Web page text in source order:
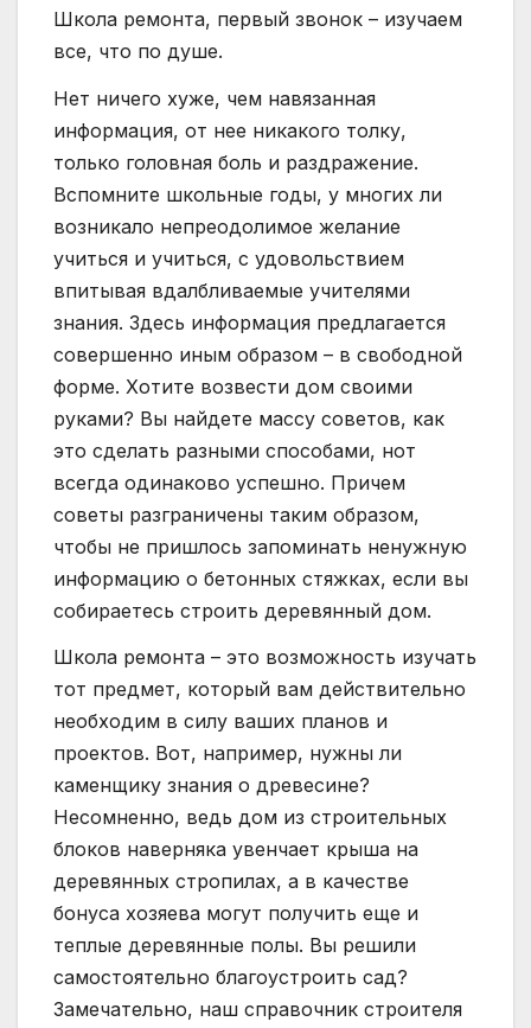
Школа ремонта, первый звонок – изучаем
все, что по душе.
Нет ничего хуже, чем навязанная
информация, от нее никакого толку,
только головная боль и раздражение.
Вспомните школьные годы, у многих ли
возникало непреодолимое желание
учиться и учиться, с удовольствием
впитывая вдалбливаемые учителями
знания. Здесь информация предлагается
совершенно иным образом – в свободной
форме. Хотите возвести дом своими
руками? Вы найдете массу советов, как
это сделать разными способами, нот
всегда одинаково успешно. Причем
советы разграничены таким образом,
чтобы не пришлось запоминать ненужную
информацию о бетонных стяжках, если вы
собираетесь строить деревянный дом.
Школа ремонта – это возможность изучать
тот предмет, который вам действительно
необходим в силу ваших планов и
проектов. Вот, например, нужны ли
каменщику знания о древесине?
Несомненно, ведь дом из строительных
блоков наверняка увенчает крыша на
деревянных стропилах, а в качестве
бонуса хозяева могут получить еще и
теплые деревянные полы. Вы решили
самостоятельно благоустроить сад?
Замечательно, наш справочник строителя